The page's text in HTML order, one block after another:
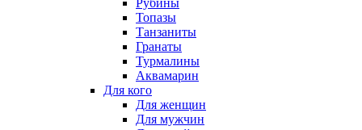
Рубины
Топазы
Танзаниты
Гранаты
Турмалины
Аквамарин
Для кого
Для женщин
Для мужчин